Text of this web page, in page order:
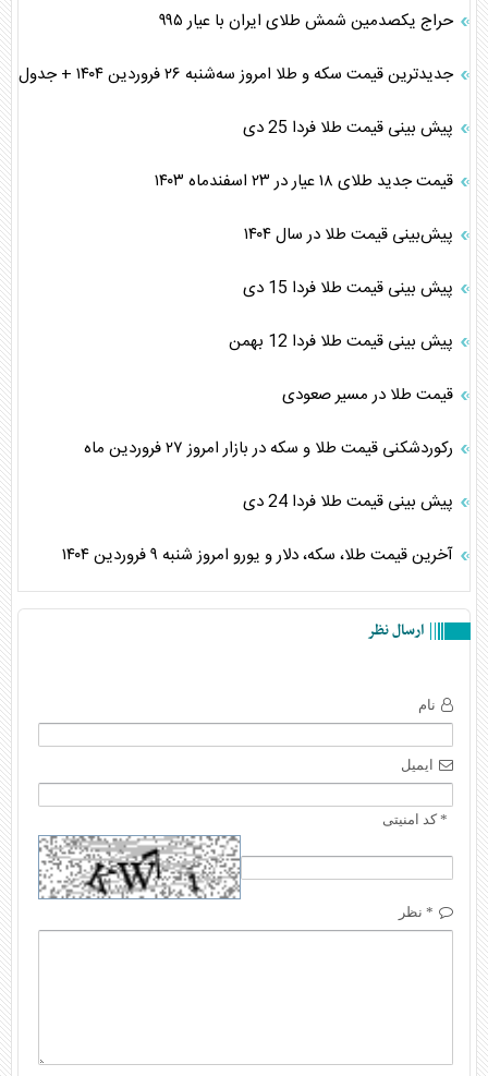
حراج یکصدمین شمش طلای ایران با عیار ۹۹۵
جدیدترین قیمت سکه و طلا امروز سه‌شنبه ۲۶ فروردین ۱۴۰۴ + جدول
پیش بینی قیمت طلا فردا 25 دی
قیمت جدید طلای ۱۸ عیار در ۲۳ اسفندماه ۱۴۰۳
پیش‌بینی قیمت طلا در سال ۱۴۰۴
پیش بینی قیمت طلا فردا 15 دی
پیش بینی قیمت طلا فردا 12 بهمن
قیمت طلا در مسیر صعودی
رکوردشکنی قیمت طلا و سکه در بازار امروز ۲۷ فروردین ماه
پیش بینی قیمت طلا فردا 24 دی
آخرین قیمت طلا، سکه، دلار و یورو امروز شنبه ۹ فروردین ۱۴۰۴
ارسال نظر
نام
ایمیل
* کد امنیتی
* نظر